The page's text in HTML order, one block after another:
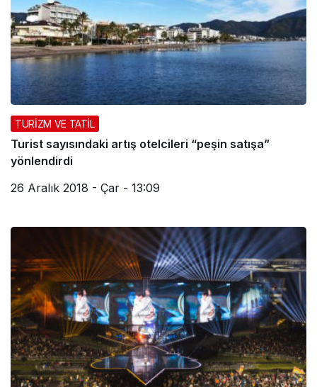
TURİZM VE TATİL
Turist sayısındaki artış otelcileri “peşin satışa”
yönlendirdi
26 Aralık 2018 - Çar - 13:09